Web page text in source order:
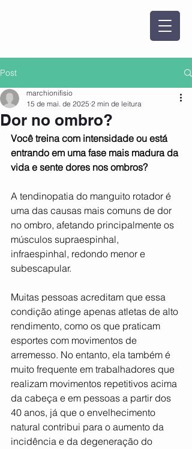
Post
Dor no ombro?
marchionifisio
15 de mai. de 2025 2 min de leitura
Você treina com intensidade ou está
entrando em uma fase mais madura da
vida e sente dores nos ombros?
A tendinopatia do manguito rotador é
uma das causas mais comuns de dor
no ombro, afetando principalmente os
músculos supraespinhal,
infraespinhal, redondo menor e
subescapular.
Muitas pessoas acreditam que essa
condição atinge apenas atletas de alto
rendimento, como os que praticam
esportes com movimentos de
arremesso. No entanto, ela também é
muito frequente em trabalhadores que
realizam movimentos repetitivos acima
da cabeça e em pessoas a partir dos
40 anos, já que o envelhecimento
natural contribui para o aumento da
incidência e da degeneração do